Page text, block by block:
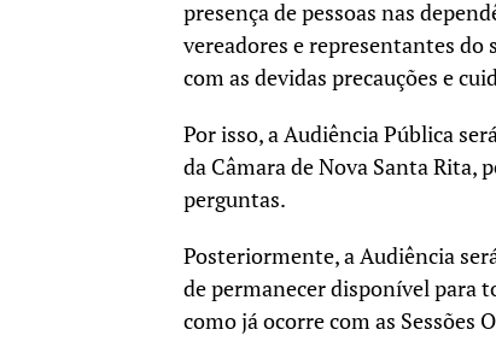
presença de pessoas nas
vereadores e representantes
com as devidas precauções e
Por isso, a Audiência Pública
da Câmara de Nova Santa
perguntas.
Posteriormente, a Audiência
de permanecer disponível para
como já ocorre com as Sessões